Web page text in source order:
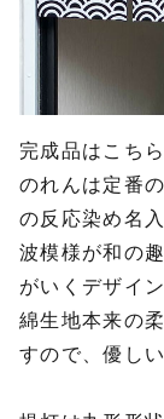
完成品はこち
のれんは定番
の反応染め名
波模様が和の
がいくデザイ
綿生地本来の
すので、優し